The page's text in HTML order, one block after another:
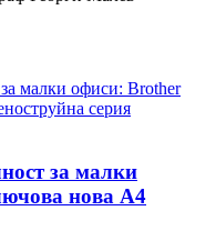
за малки
нова A4